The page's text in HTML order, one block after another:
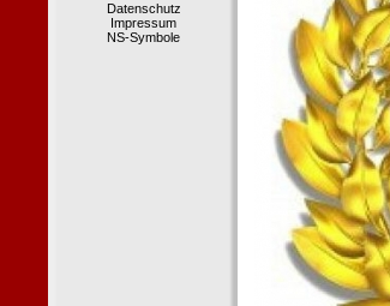
Datenschutz
Impressum
NS-Symbole